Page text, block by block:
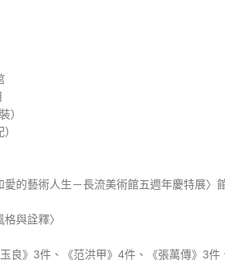
）
愛的藝術人生－長流美術館五週年慶特展〉
與詮釋〉
良》3件、《范洪甲》4件、《張萬傳》3